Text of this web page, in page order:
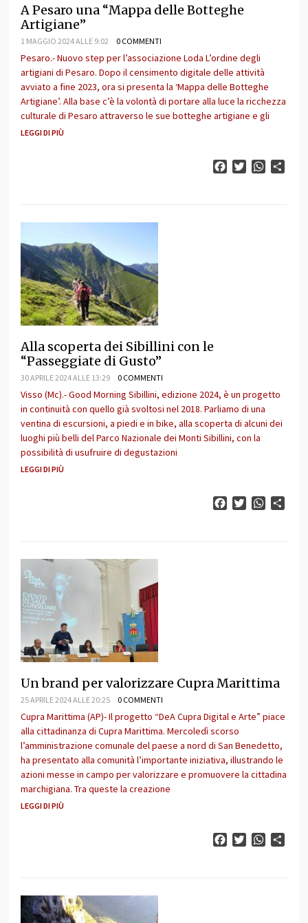
A Pesaro una “Mappa delle Botteghe
Artigiane”
1 MAGGIO 2024 ALLE 9:02 0 COMMENTI
Pesaro.- Nuovo step per l’associazione Loda L’ordine degli
artigiani di Pesaro. Dopo il censimento digitale delle attività
avviato a fine 2023, ora si presenta la ‘Mappa delle Botteghe
Artigiane’. Alla base c’è la volontà di portare alla luce la ricchezza
culturale di Pesaro attraverso le sue botteghe artigiane e gli
LEGGI DI PIÙ
FacebookTwitter
Alla scoperta dei Sibillini con le
“Passeggiate di Gusto”
30 APRILE 2024 ALLE 13:29 0 COMMENTI
Visso (Mc).- Good Morning Sibillini, edizione 2024, è un progetto
in continuità con quello già svoltosi nel 2018. Parliamo di una
ventina di escursioni, a piedi e in bike, alla scoperta di alcuni dei
luoghi più belli del Parco Nazionale dei Monti Sibillini, con la
possibilità di usufruire di degustazioni
LEGGI DI PIÙ
FacebookTwitter
Un brand per valorizzare Cupra Marittima
25 APRILE 2024 ALLE 20:25 0 COMMENTI
Cupra Marittima (AP)- Il progetto “DeA Cupra Digital e Arte” piace
alla cittadinanza di Cupra Marittima. Mercoledì scorso
l’amministrazione comunale del paese a nord di San Benedetto,
ha presentato alla comunità l’importante iniziativa, illustrando le
azioni messe in campo per valorizzare e promuovere la cittadina
marchigiana. Tra queste la creazione
LEGGI DI PIÙ
FacebookTwitter